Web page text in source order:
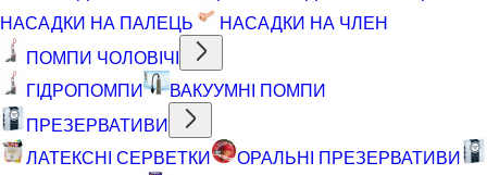
НАСАДКИ НА ПАЛЕЦЬ
НАСАДКИ НА ЧЛЕН
ПОМПИ ЧОЛОВІЧІ
ГІДРОПОМПИ
ВАКУУМНІ ПОМПИ
ПРЕЗЕРВАТИВИ
ЛАТЕКСНІ СЕРВЕТКИ
ОРАЛЬНІ ПРЕЗЕРВАТИВИ